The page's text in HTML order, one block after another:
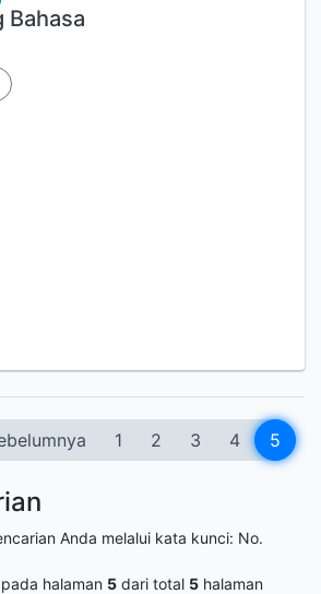
Bahasa
1 2 3 4 5
Anda melalui kata kunci: No.
halaman 5 dari total 5 halaman